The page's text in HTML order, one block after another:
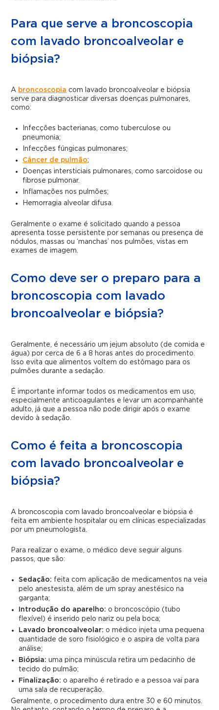
Para que serve a broncoscopia
com lavado broncoalveolar e
biópsia?
A broncoscopia com lavado broncoalveolar e biópsia
serve para diagnosticar diversas doenças pulmonares,
como:
Infecções bacterianas, como tuberculose ou
pneumonia;
Infecções fúngicas pulmonares;
Câncer de pulmão;
Doenças intersticiais pulmonares, como sarcoidose ou
fibrose pulmonar.
Inflamações nos pulmões;
Hemorragia alveolar difusa.
Geralmente o exame é solicitado quando a pessoa
apresenta tosse persistente por semanas ou presença de
nódulos, massas ou ‘manchas’ nos pulmões, vistas em
exames de imagem.
Como deve ser o preparo para a
broncoscopia com lavado
broncoalveolar e biópsia?
Geralmente, é necessário um jejum absoluto (de comida e
água) por cerca de 6 a 8 horas antes do procedimento.
Isso evita que alimentos voltem do estômago para os
pulmões durante a sedação.
É importante informar todos os medicamentos em uso,
especialmente anticoagulantes e levar um acompanhante
adulto, já que a pessoa não pode dirigir após o exame
devido à sedação.
Como é feita a broncoscopia
com lavado broncoalveolar e
biópsia?
A broncoscopia com lavado broncoalveolar e biópsia é
feita em ambiente hospitalar ou em clínicas especializadas
por um pneumologista.
Para realizar o exame, o médico deve seguir alguns
passos, que são:
Sedação: feita com aplicação de medicamentos na veia
pelo anestesista, além de um spray anestésico na
garganta;
Introdução do aparelho: o broncoscópio (tubo
flexível) é inserido pelo nariz ou pela boca;
Lavado broncoalveolar: o médico injeta uma pequena
quantidade de soro fisiológico e o aspira de volta para
análise;
Biópsia: uma pinça minúscula retira um pedacinho de
tecido do pulmão;
Finalização: o aparelho é retirado e a pessoa vai para
uma sala de recuperação.
Geralmente, o procedimento dura entre 30 e 60 minutos.